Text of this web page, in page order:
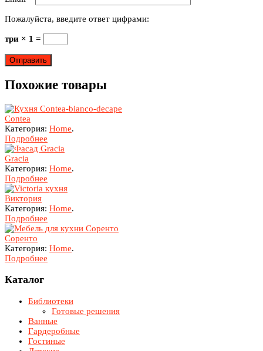
Пожалуйста, введите ответ цифрами:
три × 1 =
Похожие товары
Contea
Категория: Home.
Подробнее
Gracia
Категория: Home.
Подробнее
Виктория
Категория: Home.
Подробнее
Соренто
Категория: Home.
Подробнее
Каталог
Библиотеки
Готовые решения
Ванные
Гардеробные
Гостиные